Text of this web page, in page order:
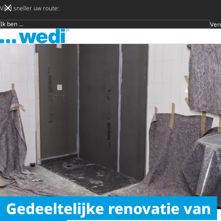
Vind sneller uw route:
Doelgroep
Naar de startpagina
Later
Gedeeltelijke renovatie van